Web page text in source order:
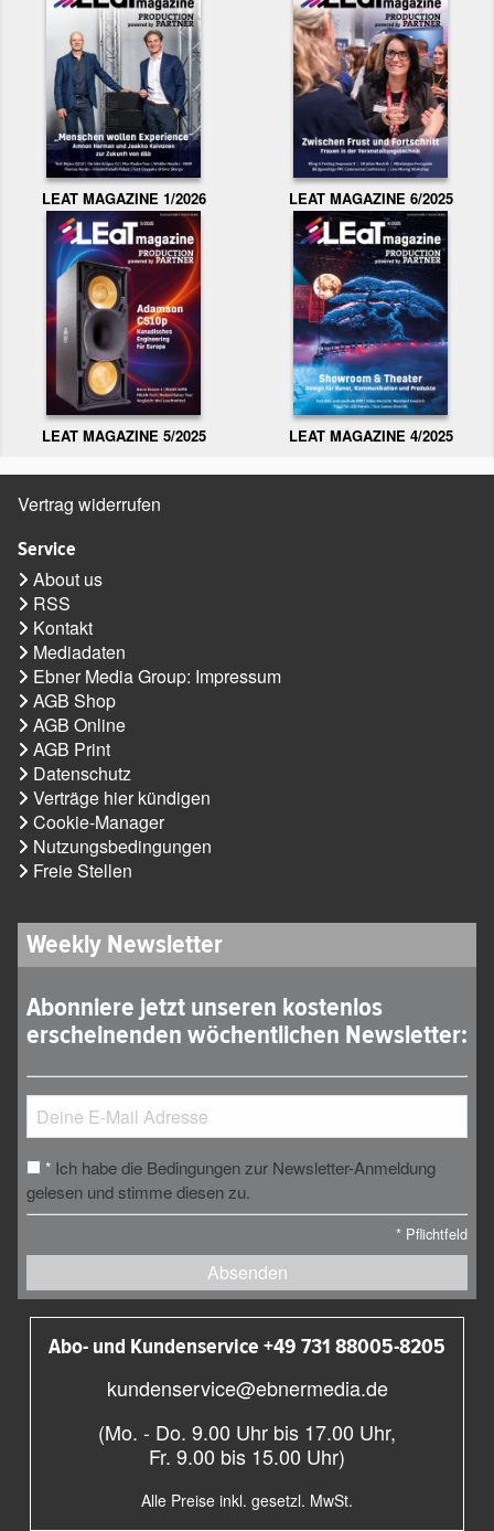
LEAT MAGAZINE 1/2026 LEAT MAGAZINE 6/2025
LEAT MAGAZINE 5/2025 LEAT MAGAZINE 4/2025
Vertrag widerrufen
Service
About us
RSS
Kontakt
Mediadaten
Ebner Media Group: Impressum
AGB Shop
AGB Online
AGB Print
Datenschutz
Verträge hier kündigen
Cookie-Manager
Nutzungsbedingungen
Freie Stellen
Weekly Newsletter
Abonniere jetzt unseren kostenlos
erscheinenden wöchentlichen Newsletter:
* Ich habe die Bedingungen zur Newsletter-Anmeldung
gelesen und stimme diesen zu.
* Pflichtfeld
Absenden
Abo- und Kundenservice +49 731 88005-8205
kundenservice@ebnermedia.de
(Mo. - Do. 9.00 Uhr bis 17.00 Uhr,
Fr. 9.00 bis 15.00 Uhr)
Alle Preise inkl. gesetzl. MwSt.